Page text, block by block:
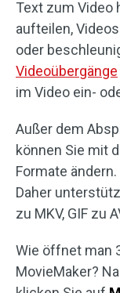
Text zum Video
aufteilen,
oder
Videoübergänge
im Video ein-
Außer dem
können Sie mit
Formate
Daher
zu MKV, GIF zu
Wie öffnet man
MovieMaker?